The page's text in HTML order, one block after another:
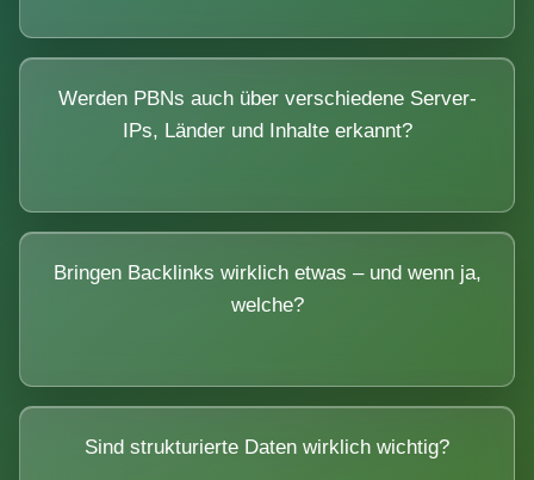
Werden PBNs auch über verschiedene Server-
IPs, Länder und Inhalte erkannt?
Bringen Backlinks wirklich etwas – und wenn ja,
welche?
Sind strukturierte Daten wirklich wichtig?